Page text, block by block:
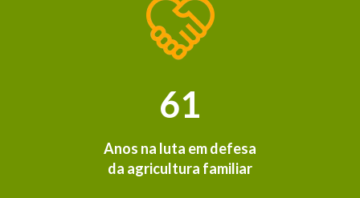
61
Anos na luta em defesa
da agricultura familiar